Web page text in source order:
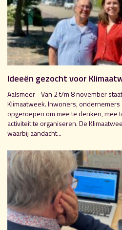
Ideeën gezocht voor
Aalsmeer - Van 2 t/m 8 november
Klimaatweek. Inwoners,
opgeroepen om mee te denken, mee
activiteit te organiseren. De
waarbij aandacht...